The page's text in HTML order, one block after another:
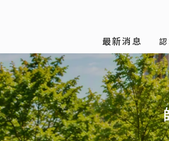
最新消息